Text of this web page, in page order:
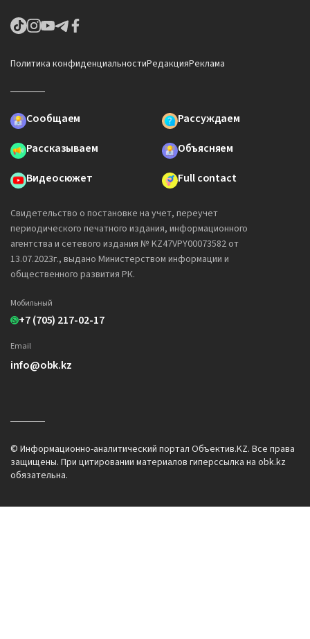
Политика конфиденциальностиРедакцияРеклама
Сообщаем
Рассуждаем
Рассказываем
Объясняем
Видеосюжет
Full contact
Свидетельство о постановке на учет, переучет
периодического печатного издания, информационного
агентства и сетевого издания № KZ47VPY00073582 от
13.07.2023г., выдано Министерством информации и
общественного развития РК.
Мобильный
+7 (705) 217-02-17
Email
info@obk.kz
© Информационно-аналитический портал Объектив.KZ. Все права
защищены. При цитировании материалов гиперссылка на obk.kz
обязательна.